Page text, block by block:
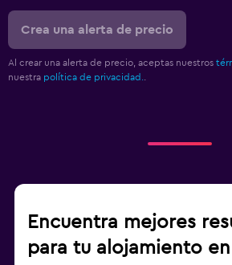
Crea una alerta de precio
Al crear una alerta de precio, aceptas nuestros
nuestra política de privacidad.
Encuentra mejores
para tu alojamiento